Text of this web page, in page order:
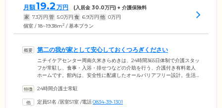
月額19.2 万円 (入居金 30.0万円) + 介護保険料
家 7.3万円 管 5.0万円 食 6.9万円 他 0万円
個室 / 18~19.38m2 / 基本プラン
第二の我が家として安心しておくつろぎください
ニチイケアセンター周南久米きらめきは、24時間365日体制で介護スタッ
フが常駐し、食事・入浴・排せつなどの介助を行う、介護付き有料老人
ホームです。館内は、安全性に配慮したオールバリアフリー設計。生活
対応のトイレを備えており、周囲を気にせずご自分のペースでご使用い
家庭的な雰囲気の食堂で、ほかのご入居者様と一緒にお召し上がりくだ
24時間介護士常駐
定員51名 /居室51室 /電話0834-39-1301